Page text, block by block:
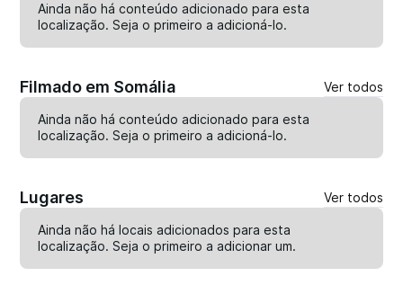
Ainda não há conteúdo adicionado para esta
localização. Seja o primeiro aadicioná-lo.
Filmado em Somália Ver todos
Ainda não há conteúdo adicionado para esta
localização. Seja o primeiro aadicioná-lo.
Lugares Ver todos
Ainda não há locais adicionados para esta
localização. Seja o primeiro aadicionar um.